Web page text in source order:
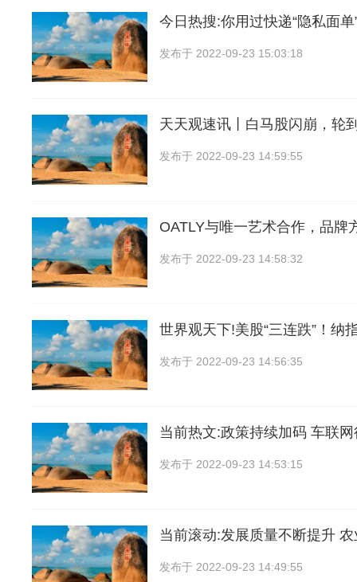
今日热搜:你用过快递“隐私面单
发布于 2022-09-23 15:03:18
天天观速讯丨白马股闪崩，轮
发布于 2022-09-23 14:59:55
OATLY与唯一艺术合作，品牌
发布于 2022-09-23 14:58:32
世界观天下!美股“三连跌”！纳
发布于 2022-09-23 14:56:35
当前热文:政策持续加码 车联
发布于 2022-09-23 14:53:15
当前滚动:发展质量不断提升
发布于 2022-09-23 14:49:55